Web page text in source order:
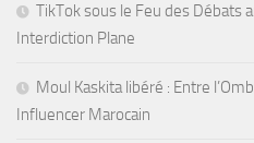
TikTok sous le Feu des Débats
Interdiction Plane
Moul Kaskita libéré : Entre
Influencer Marocain